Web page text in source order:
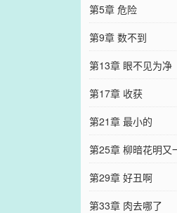
第5章 危险
第9章 数不到
第13章 眼不见为净
第17章 收获
第21章 最小的
第25章 柳暗花明又
第29章 好丑啊
第33章 肉去哪了